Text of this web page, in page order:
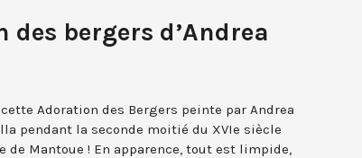
des bergers d’Andrea
Adoration des Bergers peinte par Andrea
pendant la seconde moitié du XVIe siècle
Mantoue ! En apparence, tout est limpide,